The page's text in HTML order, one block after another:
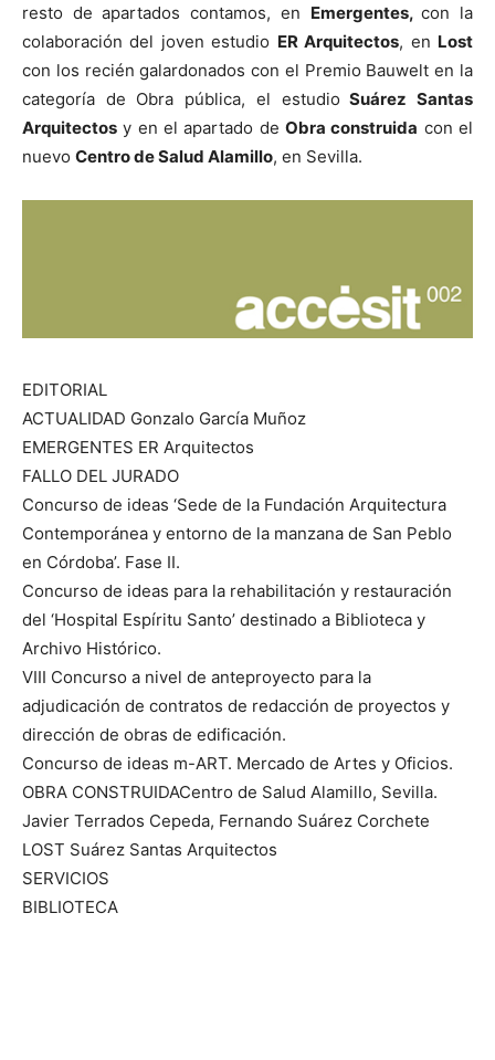
resto de apartados contamos, en Emergentes,con la
colaboración del joven estudio ER Arquitectos, en Lost
con los recién galardonados con el Premio Bauwelt en la
categoría de Obra pública, el estudio Suárez Santas
Arquitectos y en el apartado de Obra construida con el
nuevo Centro de Salud Alamillo, en Sevilla.
EDITORIAL
ACTUALIDAD Gonzalo García Muñoz
EMERGENTES ER Arquitectos
FALLO DEL JURADO
Concurso de ideas ‘Sede de la Fundación Arquitectura
Contemporánea y entorno de la manzana de San Peblo
en Córdoba’. Fase II.
Concurso de ideas para la rehabilitación y restauración
del ‘Hospital Espíritu Santo’ destinado a Biblioteca y
Archivo Histórico.
VIII Concurso a nivel de anteproyecto para la
adjudicación de contratos de redacción de proyectos y
dirección de obras de edificación.
Concurso de ideas m-ART. Mercado de Artes y Oficios.
OBRA CONSTRUIDACentro de Salud Alamillo, Sevilla.
Javier Terrados Cepeda, Fernando Suárez Corchete
LOST Suárez Santas Arquitectos
SERVICIOS
BIBLIOTECA